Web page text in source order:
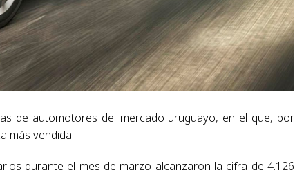
de automotores del mercado uruguayo, en el que, por
más vendida.
durante el mes de marzo alcanzaron la cifra de 4.126